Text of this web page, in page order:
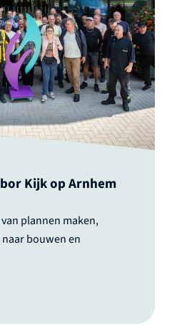
Kijk op Arnhem
plannen maken,
bouwen en